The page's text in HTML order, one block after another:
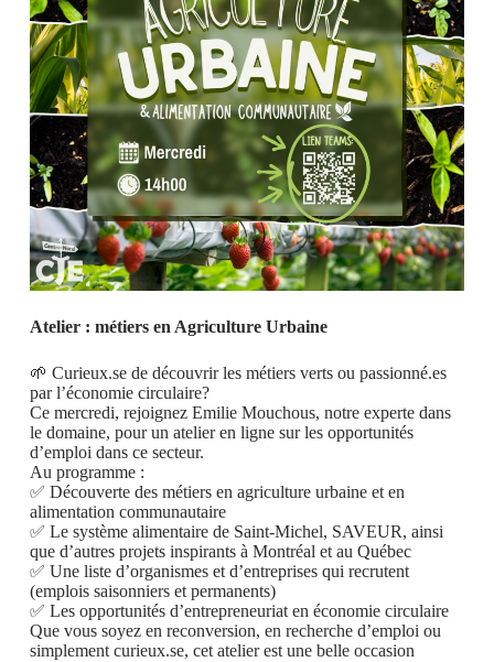
Atelier : métiers en Agriculture Urbaine
🌱 Curieux.se de découvrir les métiers verts ou passionné.es
par l’économie circulaire?
Ce mercredi, rejoignez Emilie Mouchous, notre experte dans
le domaine, pour un atelier en ligne sur les opportunités
d’emploi dans ce secteur.
Au programme :
✅ Découverte des métiers en agriculture urbaine et en
alimentation communautaire
✅ Le système alimentaire de Saint-Michel, SAVEUR, ainsi
que d’autres projets inspirants à Montréal et au Québec
✅ Une liste d’organismes et d’entreprises qui recrutent
(emplois saisonniers et permanents)
✅ Les opportunités d’entrepreneuriat en économie circulaire
Que vous soyez en reconversion, en recherche d’emploi ou
simplement curieux.se, cet atelier est une belle occasion